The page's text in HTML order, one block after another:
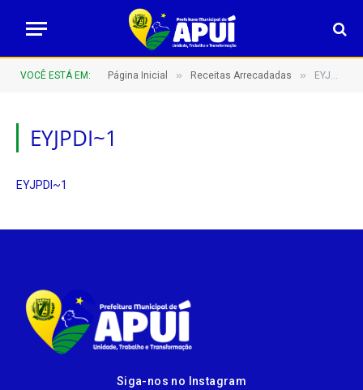
VOCÊ ESTÁ EM: Página Inicial » Receitas Arrecadadas » EYJPDI~1
EYJPDI~1
EYJPDI~1
Siga-nos no Instagram